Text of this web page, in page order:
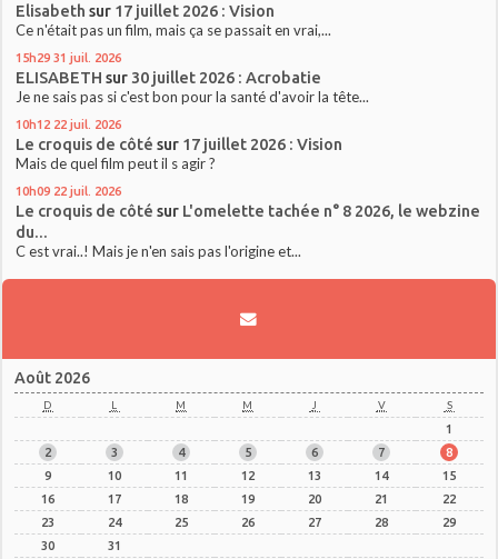
Elisabeth sur 17 juillet 2026 : Vision
Ce n'était pas un film, mais ça se passait en vrai,...
15h29 31 juil. 2026
ELISABETH sur 30 juillet 2026 : Acrobatie
Je ne sais pas si c'est bon pour la santé d'avoir la tête...
10h12 22 juil. 2026
Le croquis de côté sur 17 juillet 2026 : Vision
Mais de quel film peut il s agir ?
10h09 22 juil. 2026
Le croquis de côté sur L'omelette tachée n° 8 2026, le webzine
du...
C est vrai..! Mais je n'en sais pas l'origine et...
Août 2026
D L M M J V S
1
2
3 4 5 6 7
8
9
10 11 12 13 14
15
16
17 18 19 20 21
22
23
24 25 26 27 28
29
30
31